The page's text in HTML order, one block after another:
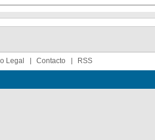
Legal Contacto RSS